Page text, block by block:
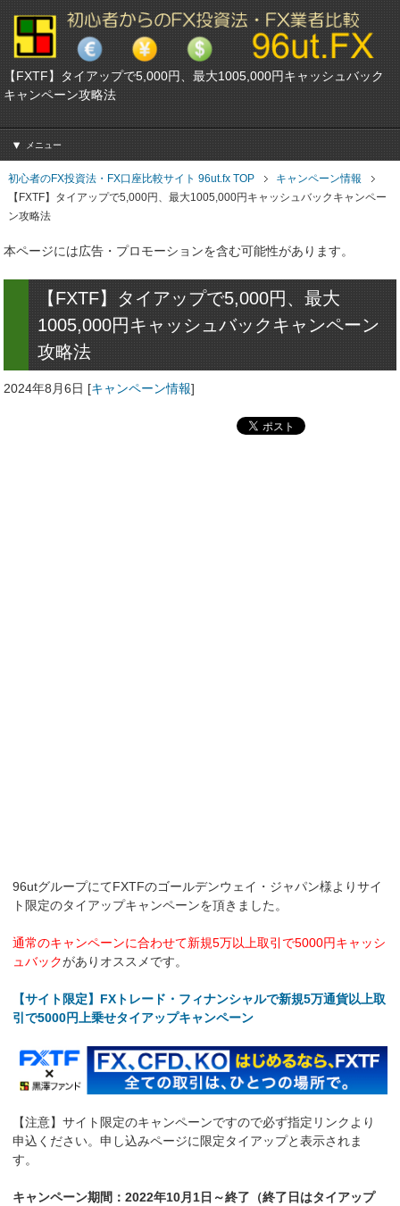
【FXTF】タイアップで5,000円、最大1005,000円キャッシュバック
キャンペーン攻略法
メニュー
初心者のFX投資法・FX口座比較サイト 96ut.fx TOP
キャンペーン情報
【FXTF】タイアップで5,000円、最大1005,000円キャッシュバックキャンペー
ン攻略法
本ページには広告・プロモーションを含む可能性があります。
【FXTF】タイアップで5,000円、最大
1005,000円キャッシュバックキャンペーン
攻略法
2024年8月6日 [キャンペーン情報]
96utグループにてFXTFのゴールデンウェイ・ジャパン様よりサイ
ト限定のタイアップキャンペーンを頂きました。
通常のキャンペーンに合わせて新規5万以上取引で5000円キャッシ
ュバックがありオススメです。
【サイト限定】FXトレード・フィナンシャルで新規5万通貨以上取
引で5000円上乗せタイアップキャンペーン
【注意】サイト限定のキャンペーンですので必ず指定リンクより
申込ください。申し込みページに限定タイアップと表示されま
す。
キャンペーン期間：2022年10月1日～終了（終了日はタイアップ